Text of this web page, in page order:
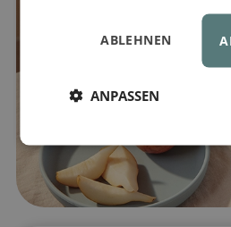
ABLEHNEN
ANPASSEN